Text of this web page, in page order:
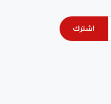
اشترك